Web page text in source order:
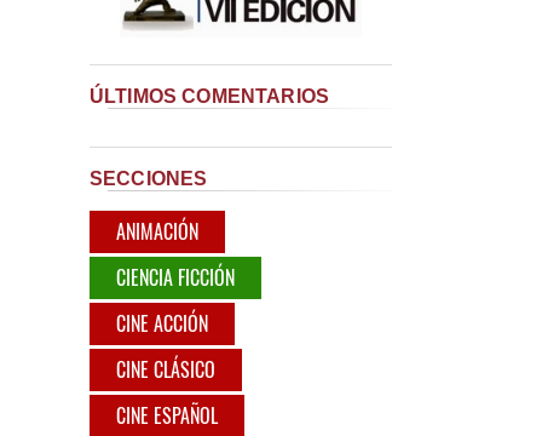
ÚLTIMOS COMENTARIOS
SECCIONES
ANIMACIÓN
CIENCIA FICCIÓN
CINE ACCIÓN
CINE CLÁSICO
CINE ESPAÑOL